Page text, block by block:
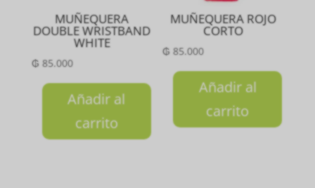
MUÑEQUERA
DOUBLE WRISTBAND
WHITE
₲85.000
Añadir al
carrito
MUÑEQUERA ROJO
CORTO
₲ 85.000
Añadir al
carrito